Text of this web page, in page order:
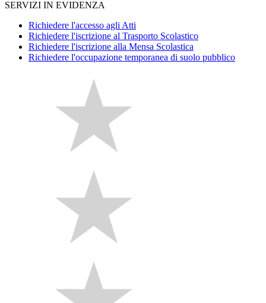
SERVIZI IN EVIDENZA
Richiedere l'accesso agli Atti
Richiedere l'iscrizione al Trasporto Scolastico
Richiedere l'iscrizione alla Mensa Scolastica
Richiedere l'occupazione temporanea di suolo pubblico